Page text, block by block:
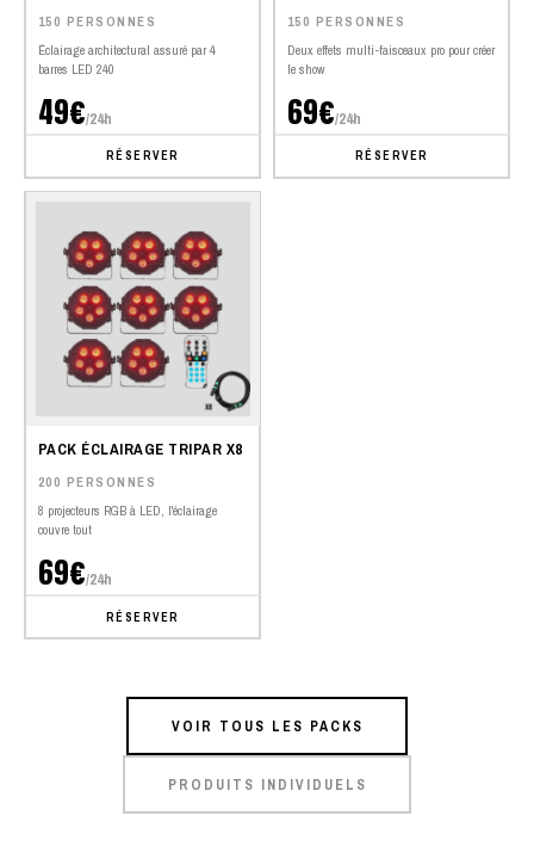
150 PERSONNES
Éclairage architectural assuré par 4
barres LED 240
49€/24h
RÉSERVER
150 PERSONNES
Deux effets multi-faisceaux pro pour créer
le show
69€/24h
RÉSERVER
PACK ÉCLAIRAGE TRIPAR X8
200 PERSONNES
8 projecteurs RGB à LED, l'éclairage
couvre tout
69€/24h
RÉSERVER
VOIR TOUS LES PACKS
PRODUITS INDIVIDUELS